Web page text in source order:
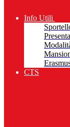
Info Utili
CTS